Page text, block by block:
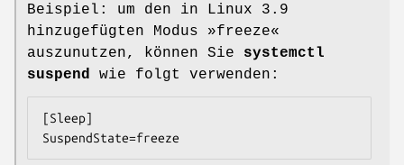
Beispiel: um den in Linux 3.9
hinzugefügten Modus »freeze«
auszunutzen, können Sie systemctl
suspend wie folgt verwenden:
[Sleep]
SuspendState=freeze